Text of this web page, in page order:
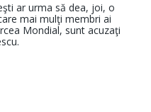
ar urma să dea, joi, o
mai mulţi membri ai
Mondial, sunt acuzaţi